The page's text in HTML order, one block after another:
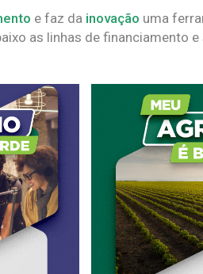
e faz da inovação uma
as linhas de financiamento